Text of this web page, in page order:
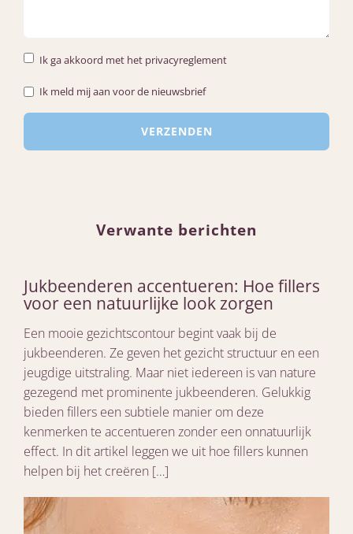
Ik ga akkoord met het privacyreglement
Ik meld mij aan voor de nieuwsbrief
Verwante berichten
Jukbeenderen accentueren: Hoe fillers
voor een natuurlijke look zorgen
Een mooie gezichtscontour begint vaak bij de
jukbeenderen. Ze geven het gezicht structuur en een
jeugdige uitstraling. Maar niet iedereen is van nature
gezegend met prominente jukbeenderen. Gelukkig
bieden fillers een subtiele manier om deze
kenmerken te accentueren zonder een onnatuurlijk
effect. In dit artikel leggen we uit hoe fillers kunnen
helpen bij het creëren […]